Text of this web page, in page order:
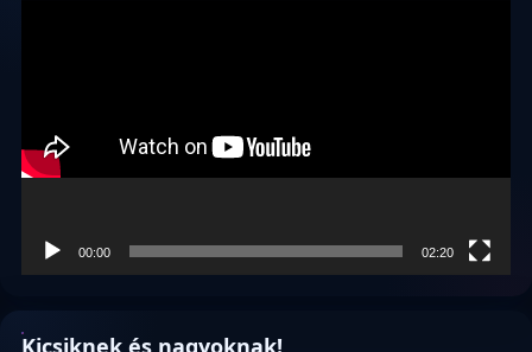
00:00 02:20
Kicsiknek és nagyoknak!